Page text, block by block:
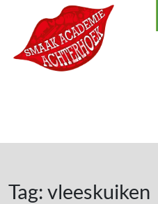
Ga naar de inhoud
Hoofdnavigatie
Tag: vleeskuiken